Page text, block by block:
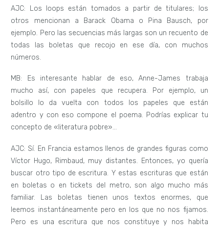
AJC: Los loops están tomados a partir de titulares; los
otros mencionan a Barack Obama o Pina Bausch, por
ejemplo. Pero las secuencias más largas son un recuento de
todas las boletas que recojo en ese día, con muchos
números.
MB: Es interesante hablar de eso, Anne-James trabaja
mucho así, con papeles que recupera. Por ejemplo, un
bolsillo lo da vuelta con todos los papeles que están
adentro y con eso compone el poema. Podrías explicar tu
concepto de «literatura pobre»…
AJC: Sí. En Francia estamos llenos de grandes figuras como
Víctor Hugo, Rimbaud, muy distantes. Entonces, yo quería
buscar otro tipo de escritura. Y estas escrituras que están
en boletas o en tickets del metro, son algo mucho más
familiar. Las boletas tienen unos textos enormes, que
leemos instantáneamente pero en los que no nos fijamos.
Pero es una escritura que nos constituye y nos habita